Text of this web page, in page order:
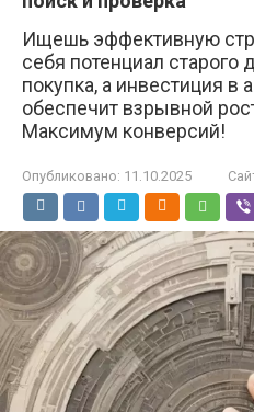
Ищешь эффективную
себя потенциал старого
покупка, а инвестиция в
обеспечит взрывной
Максимум конверсий!
Опубликовано: 11.10.2025